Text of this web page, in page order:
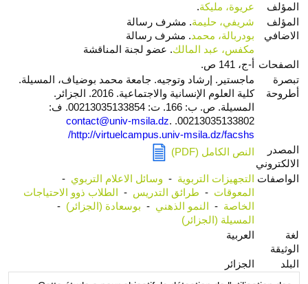
المؤلف
عريوة، مليكة.
المؤلف
الاضافي
شريفي، حليمة. مشرف رسالة
بودربالة، محمد. مشرف رسالة
مكفس، عبد المالك. عضو لجنة المناقشة
الصفحات أ-ج، 141 ص.
تبصرة
أطروحة
ماجستير. إرشاد وتوجيه. جامعة محمد بوضياف، المسيلة.
كلية العلوم الإنسانية والاجتماعية. 2016. الجزائر.
المسيلة. ص. ب: 166. ت: 00213035133854. ف:
00213035133802.
contact@univ-msila.dz.
http://virtuelcampus.univ-msila.dz/facshs/
المصدر
الالكتروني
النص الكامل (PDF)
الواصفات التجهيزات التربوية - وسائل الاعلام التربوي -
المعوقات - طرائق التدريس - الطلاب ذوو الاحتياجات
الخاصة - النمو الذهني - بوسعادة (الجزائر) -
المسيلة (الجزائر)
لغة
الوثيقة
العربية
البلد
الجزائر